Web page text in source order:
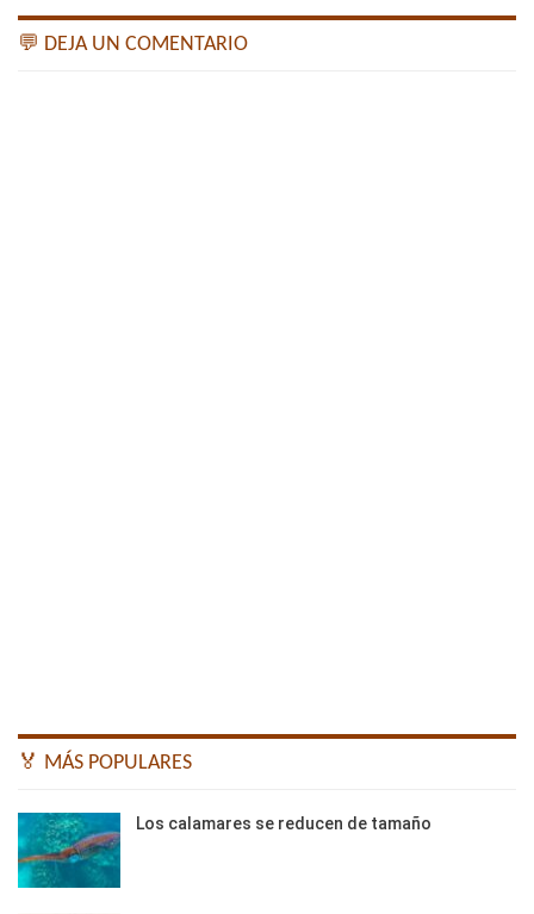
💬 DEJA UN COMENTARIO
🏅 MÁS POPULARES
Los calamares se reducen de tamaño